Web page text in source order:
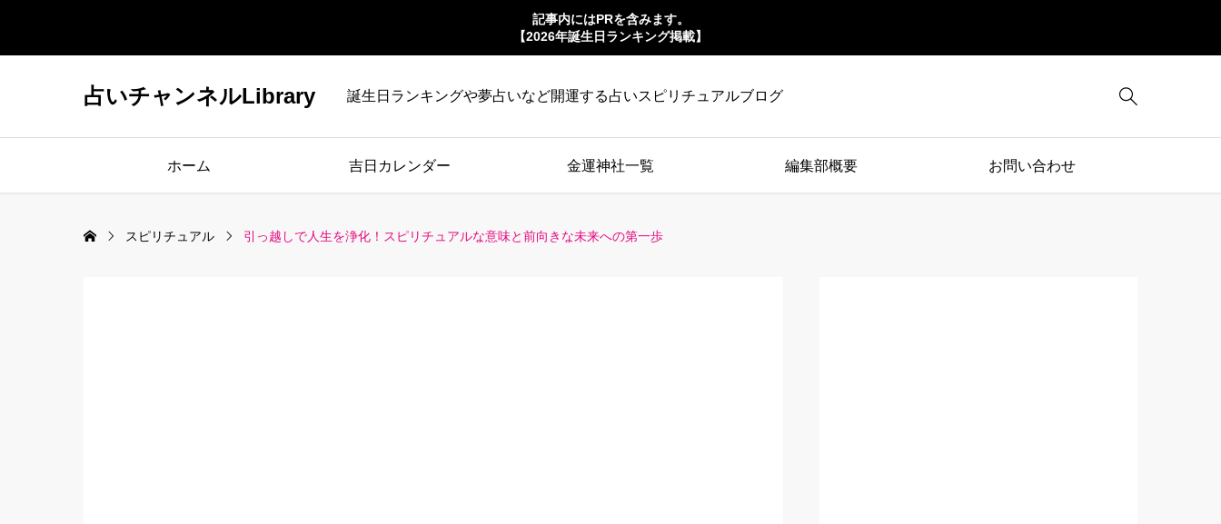
記事内にはPRを含みます。
【2026年誕生日ランキング掲載】
占いチャンネルLibrary 誕生日ランキングや夢占いなど開運する占いスピリチュアルブログ 
ホーム 吉日カレンダー 金運神社一覧 編集部概要 お問い合わせ
スピリチュアル 引っ越しで人生を浄化！スピリチュアルな意味と前向きな未来への第一歩